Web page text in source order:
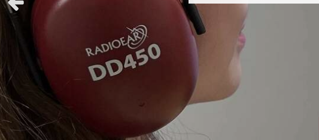
Slide précédent